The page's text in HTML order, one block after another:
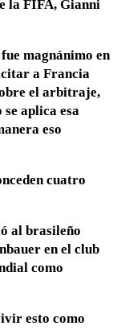
la FIFA, Gianni
magnánimo en
a Francia
el arbitraje,
aplica esa
eso
cuatro
al brasileño
en el club
como
esto como